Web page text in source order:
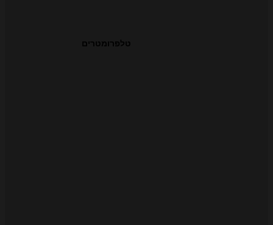
טלפרומטרים